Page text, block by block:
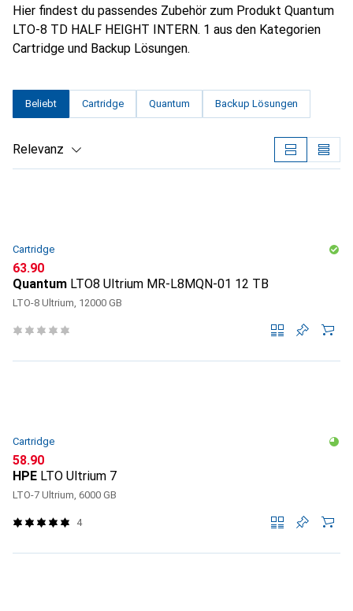
Hier findest du passendes Zubehör zum Produkt Quantum
LTO-8 TD HALF HEIGHT INTERN. 1 aus den Kategorien
Cartridge und Backup Lösungen.
Beliebt Cartridge Quantum Backup Lösungen
Relevanz
Cartridge
CHF
63.90
Quantum LTO8 Ultrium MR-L8MQN-01 12 TB
LTO-8 Ultrium, 12000 GB
Cartridge
CHF
58.90
HPE LTO Ultrium 7
LTO-7 Ultrium, 6000 GB
4